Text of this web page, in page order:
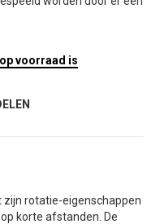
voorraad is
zijn rotatie-eigenschappen
korte afstanden. De